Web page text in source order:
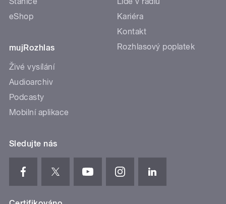
eShop
mujRozhlas
Živé vysílání
Audioarchiv
Podcasty
Mobilní aplikace
Kariéra
Kontakt
Rozhlasový poplatek
Sledujte nás